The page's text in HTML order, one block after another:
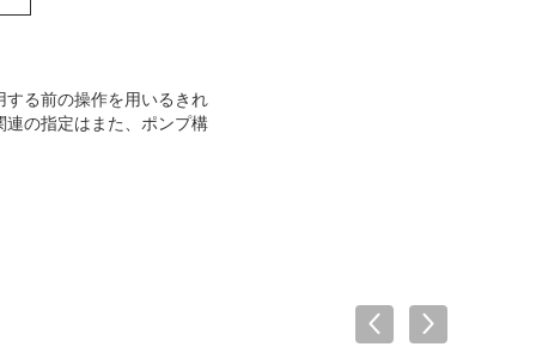
る前の操作を用いるきれ
の指定はまた、ポンプ構